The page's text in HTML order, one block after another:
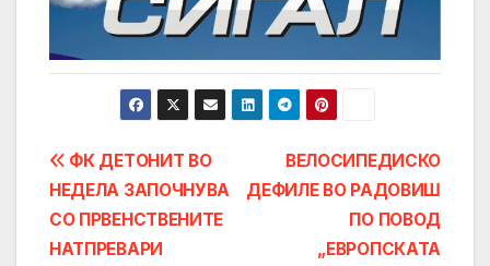
Post
navigation
ВЕЛОСИПЕДИСКО
ДЕФИЛЕ ВО РАДОВИШ
ПО ПОВОД
„ЕВРОПСКАТА
ФК ДЕТОНИТ ВО
НЕДЕЛА ЗАПОЧНУВА
СО ПРВЕНСТВЕНИТЕ
НАТПРЕВАРИ